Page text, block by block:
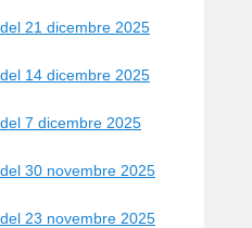
21 dicembre 2025
14 dicembre 2025
7 dicembre 2025
30 novembre 2025
23 novembre 2025